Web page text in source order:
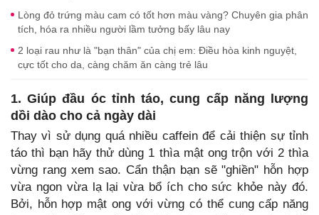
Lòng đỏ trứng màu cam có tốt hơn màu vàng? Chuyên gia phân
tích, hóa ra nhiều người lầm tưởng bấy lâu nay
2 loại rau như là "bạn thân" của chị em: Điều hòa kinh nguyệt,
cực tốt cho da, càng chăm ăn càng trẻ lâu
1. Giúp đầu óc tỉnh táo, cung cấp năng lượng
dồi dào cho cả ngày dài
Thay vì sử dụng quá nhiều caffein để cải thiện sự tỉnh
táo thì bạn hãy thử dùng 1 thìa mật ong trộn với 2 thìa
vừng rang xem sao. Cẩn thận bạn sẽ "ghiền" hỗn hợp
vừa ngon vừa lạ lại vừa bổ ích cho sức khỏe này đó.
Bởi, hỗn hợp mật ong với vừng có thể cung cấp năng